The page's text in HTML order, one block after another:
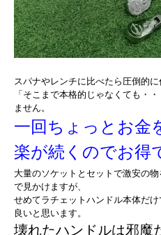
スパナやレンチに比べたら圧倒的
「そこまで本格的じゃなくても・
ません。
一回ちょっとお金
楽が続くのでお得
大量のソケットとセットで激安の
で見かけますが、
せめてラチェットハンドル本体だ
良いと思います。
壊れたハンドルは邪魔